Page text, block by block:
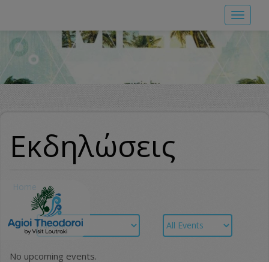
main
content
Toggle
Εκδηλώσεις
Home
No upcoming events.